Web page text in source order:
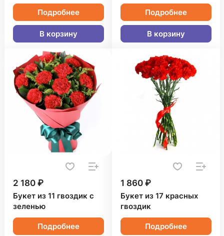
Подробнее
В корзину
Подробнее
В корзину
2 180 ₽
Букет из 11 гвоздик с
зеленью
Подробнее
1 860 ₽
Букет из 17 красных
гвоздик
Подробнее